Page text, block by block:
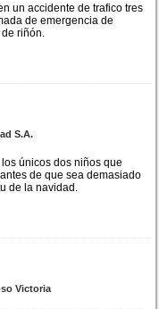
un accidente de trafico tres
de emergencia de
riñón.
S.A.
únicos dos niños que
de que sea demasiado
de la navidad.
Victoria